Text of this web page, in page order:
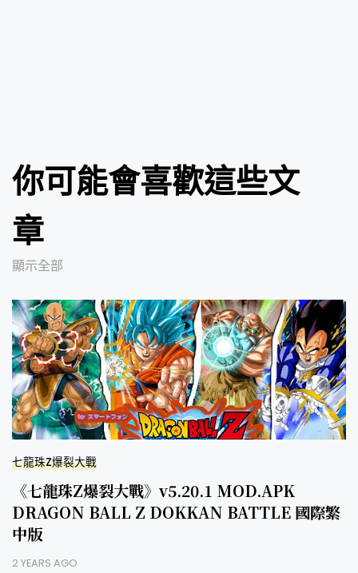
你可能會喜歡這些文
章
顯示全部
七龍珠Z爆裂大戰
《七龍珠Z爆裂大戰》v5.20.1 MOD.APK
DRAGON BALL Z DOKKAN BATTLE 國際繁
中版
2 YEARS AGO